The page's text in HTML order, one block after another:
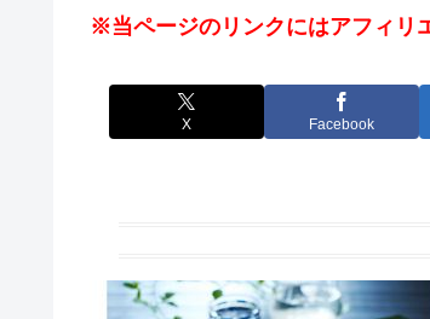
※当ページのリンクにはアフィリ
X Facebook